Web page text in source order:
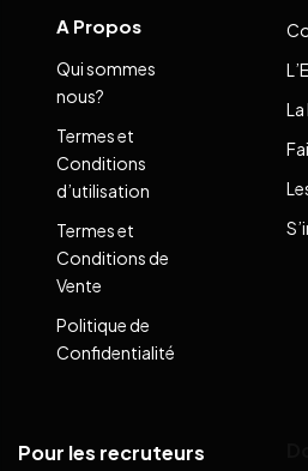
A Propos
Qui sommes
nous?
Termes et
Conditions
d’utilisation
Termes et
Conditions de
Vente
Politique de
Confidentialité
Pour les recruteurs